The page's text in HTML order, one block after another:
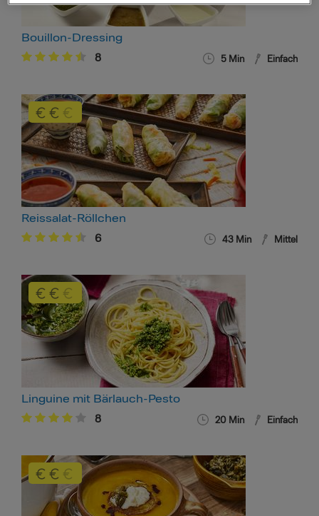
Bouillon-Dressing
8 5 Min Einfach
Reissalat-Röllchen
6 43 Min Mittel
Linguine mit Bärlauch-Pesto
8 20 Min Einfach